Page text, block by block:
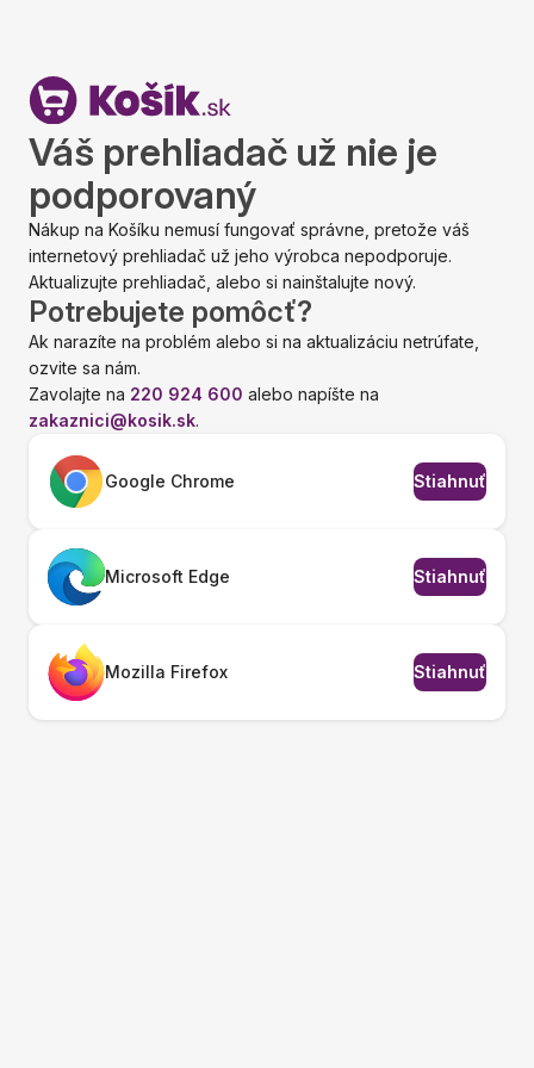
Váš prehliadač už nie je
podporovaný
Nákup na Košíku nemusí fungovať správne, pretože váš
internetový prehliadač už jeho výrobca nepodporuje.
Aktualizujte prehliadač, alebo si nainštalujte nový.
Potrebujete pomôcť?
Ak narazíte na problém alebo si na aktualizáciu netrúfate,
ozvite sa nám.
Zavolajte na 220 924 600 alebo napíšte na
zakaznici@kosik.sk.
Google Chrome Stiahnuť
Microsoft Edge Stiahnuť
Mozilla Firefox Stiahnuť